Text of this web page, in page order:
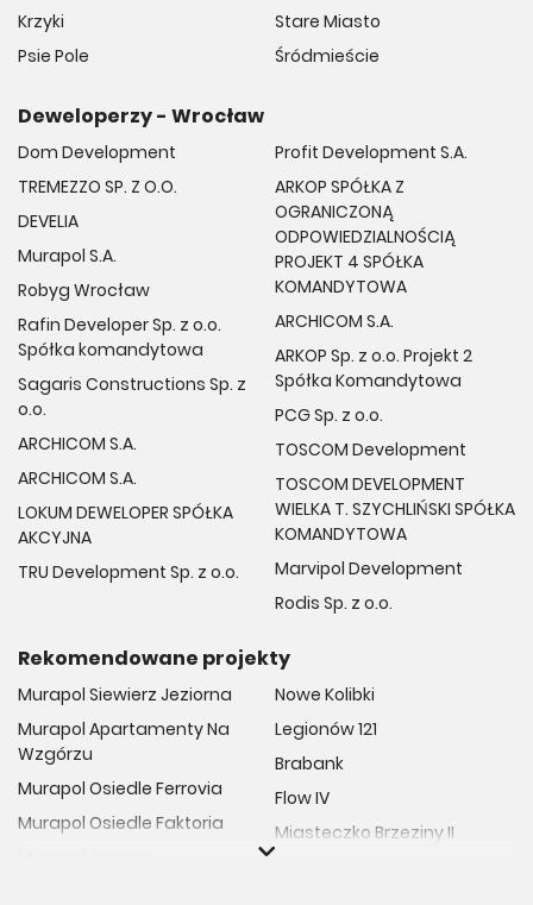
Krzyki
Psie Pole
Stare Miasto
Śródmieście
Deweloperzy - Wrocław
Dom Development
TREMEZZO SP. Z O.O.
DEVELIA
Murapol S.A.
Robyg Wrocław
Rafin Developer Sp. z o.o.
Spółka komandytowa
Sagaris Constructions Sp. z
o.o.
ARCHICOM S.A.
ARCHICOM S.A.
LOKUM DEWELOPER SPÓŁKA
AKCYJNA
TRU Development Sp. z o.o.
Profit Development S.A.
ARKOP SPÓŁKA Z
OGRANICZONĄ
ODPOWIEDZIALNOŚCIĄ
PROJEKT 4 SPÓŁKA
KOMANDYTOWA
ARCHICOM S.A.
ARKOP Sp. z o.o. Projekt 2
Spółka Komandytowa
PCG Sp. z o.o.
TOSCOM Development
TOSCOM DEVELOPMENT
WIELKA T. SZYCHLIŃSKI SPÓŁKA
KOMANDYTOWA
Marvipol Development
Rodis Sp. z o.o.
Rekomendowane projekty
Murapol Siewierz Jeziorna
Murapol Apartamenty Na
Wzgórzu
Murapol Osiedle Ferrovia
Murapol Osiedle Faktoria
Nowe Kolibki
Legionów 121
Brabank
Flow IV
Miasteczko Brzeziny II